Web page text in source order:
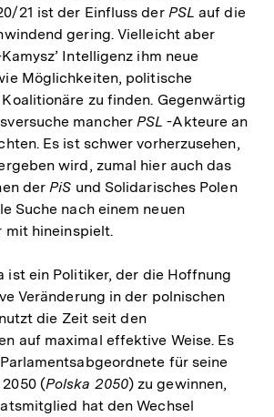
21 ist der Einfluss der PSL auf die
gering. Vielleicht aber
Intelligenz ihm neue
Möglichkeiten, politische
zu finden. Gegenwärtig
mancher PSL -Akteure an
Es ist schwer vorherzusehen,
wird, zumal hier auch das
derPiS und Solidarisches Polen
Suche nach einem neuen
mit hineinspielt.
ist ein Politiker, der die Hoffnung
Veränderung in der polnischen
die Zeit seit den
auf maximal effektive Weise. Es
für seine
(Polska 2050) zu gewinnen,
hat den Wechsel